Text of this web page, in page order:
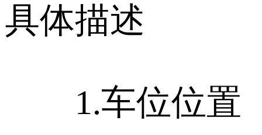
具体描述
1.车位位置